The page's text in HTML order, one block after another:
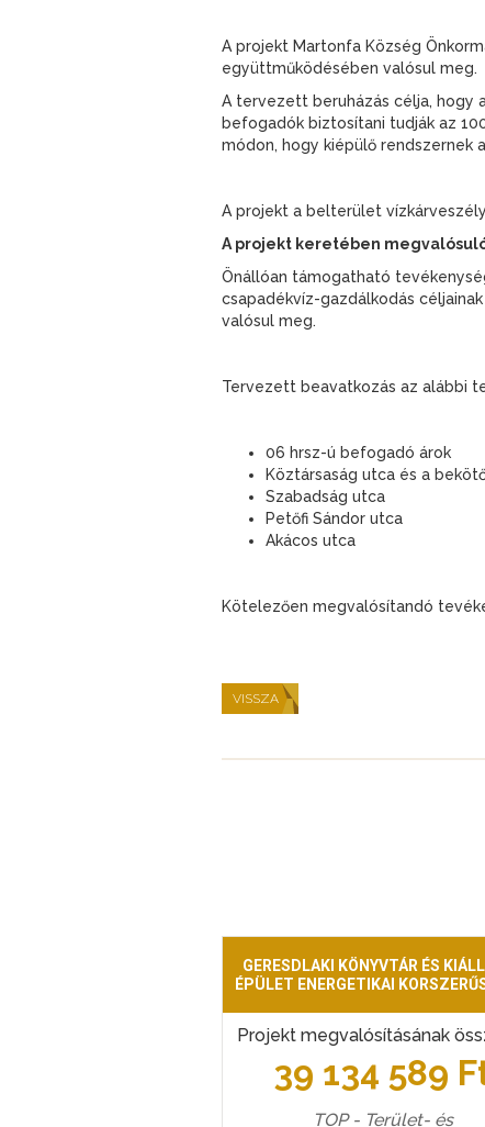
A projekt Martonfa Község
együttműködésében valósul meg.
A tervezett beruházás célja, hogy
befogadók biztosítani tudják az
módon, hogy kiépülő rendszernek
A projekt a belterület
A projekt keretében
Önállóan támogatható
csapadékvíz-gazdálkodás
valósul meg.
Tervezett beavatkozás az alábbi
06 hrsz-ú befogadó árok
Köztársaság utca és a
Szabadság utca
Petőfi Sándor utca
Akácos utca
Kötelezően megvalósítandó
VISSZA
GERESDLAKI KÖNYVTÁR ÉS
ÉPÜLET ENERGETIKAI
Projekt megvalósításának
39 134 589
TOP - Terület- és